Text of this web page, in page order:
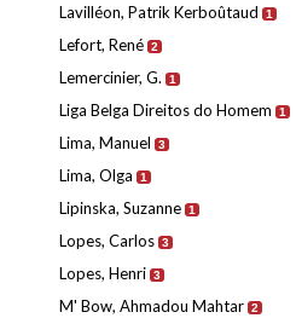
Lavilléon, Patrik Kerboûtaud 1
Lefort, René 2
Lemercinier, G. 1
Liga Belga Direitos do Homem 1
Lima, Manuel 3
Lima, Olga 1
Lipinska, Suzanne 1
Lopes, Carlos 3
Lopes, Henri 3
M' Bow, Ahmadou Mahtar 2